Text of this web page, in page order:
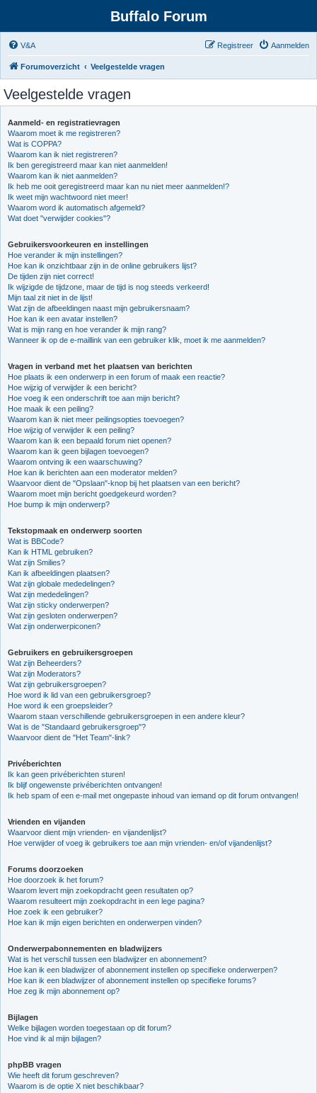
Buffalo Forum
V&A Aanmelden
Registreer
Forumoverzicht Veelgestelde vragen
Veelgestelde vragen
Aanmeld- en registratievragen
Waarom moet ik me registreren?
Wat is COPPA?
Waarom kan ik niet registreren?
Ik ben geregistreerd maar kan niet aanmelden!
Waarom kan ik niet aanmelden?
Ik heb me ooit geregistreerd maar kan nu niet meer aanmelden!?
Ik weet mijn wachtwoord niet meer!
Waarom word ik automatisch afgemeld?
Wat doet "verwijder cookies"?
Gebruikersvoorkeuren en instellingen
Hoe verander ik mijn instellingen?
Hoe kan ik onzichtbaar zijn in de online gebruikers lijst?
De tijden zijn niet correct!
Ik wijzigde de tijdzone, maar de tijd is nog steeds verkeerd!
Mijn taal zit niet in de lijst!
Wat zijn de afbeeldingen naast mijn gebruikersnaam?
Hoe kan ik een avatar instellen?
Wat is mijn rang en hoe verander ik mijn rang?
Wanneer ik op de e-maillink van een gebruiker klik, moet ik me aanmelden?
Vragen in verband met het plaatsen van berichten
Hoe plaats ik een onderwerp in een forum of maak een reactie?
Hoe wijzig of verwijder ik een bericht?
Hoe voeg ik een onderschrift toe aan mijn bericht?
Hoe maak ik een peiling?
Waarom kan ik niet meer peilingsopties toevoegen?
Hoe wijzig of verwijder ik een peiling?
Waarom kan ik een bepaald forum niet openen?
Waarom kan ik geen bijlagen toevoegen?
Waarom ontving ik een waarschuwing?
Hoe kan ik berichten aan een moderator melden?
Waarvoor dient de "Opslaan"-knop bij het plaatsen van een bericht?
Waarom moet mijn bericht goedgekeurd worden?
Hoe bump ik mijn onderwerp?
Tekstopmaak en onderwerp soorten
Wat is BBCode?
Kan ik HTML gebruiken?
Wat zijn Smilies?
Kan ik afbeeldingen plaatsen?
Wat zijn globale mededelingen?
Wat zijn mededelingen?
Wat zijn sticky onderwerpen?
Wat zijn gesloten onderwerpen?
Wat zijn onderwerpiconen?
Gebruikers en gebruikersgroepen
Wat zijn Beheerders?
Wat zijn Moderators?
Wat zijn gebruikersgroepen?
Hoe word ik lid van een gebruikersgroep?
Hoe word ik een groepsleider?
Waarom staan verschillende gebruikersgroepen in een andere kleur?
Wat is de "Standaard gebruikersgroep"?
Waarvoor dient de "Het Team"-link?
Privéberichten
Ik kan geen privéberichten sturen!
Ik blijf ongewenste privéberichten ontvangen!
Ik heb spam of een e-mail met ongepaste inhoud van iemand op dit forum ontvangen!
Vrienden en vijanden
Waarvoor dient mijn vrienden- en vijandenlijst?
Hoe verwijder of voeg ik gebruikers toe aan mijn vrienden- en/of vijandenlijst?
Forums doorzoeken
Hoe doorzoek ik het forum?
Waarom levert mijn zoekopdracht geen resultaten op?
Waarom resulteert mijn zoekopdracht in een lege pagina?
Hoe zoek ik een gebruiker?
Hoe kan ik mijn eigen berichten en onderwerpen vinden?
Onderwerpabonnementen en bladwijzers
Wat is het verschil tussen een bladwijzer en abonnement?
Hoe kan ik een bladwijzer of abonnement instellen op specifieke onderwerpen?
Hoe kan ik een bladwijzer of abonnement instellen op specifieke forums?
Hoe zeg ik mijn abonnement op?
Bijlagen
Welke bijlagen worden toegestaan op dit forum?
Hoe vind ik al mijn bijlagen?
phpBB vragen
Wie heeft dit forum geschreven?
Waarom is de optie X niet beschikbaar?